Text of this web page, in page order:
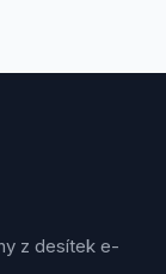
z desítek e-